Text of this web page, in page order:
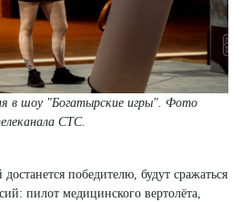
в шоу "Богатырские игры". Фото
СТС.
победителю, будут сражаться
пилот медицинского вертолёта,